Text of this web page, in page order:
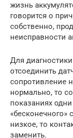
жизнь
говорится о
собственно,
неисправности
Для
отсоединить
сопротивление
нормально, то
показаниях
«бесконечного»
низкое, то
заменить.